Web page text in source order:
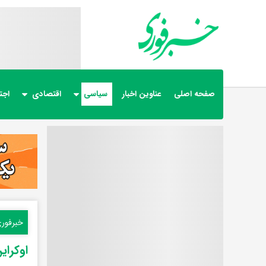
صفحه اصلی عناوین اخبار سیاسی اقتصادی